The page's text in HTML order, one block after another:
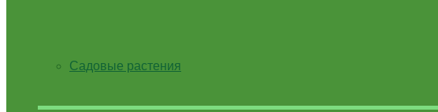
Садовые растения